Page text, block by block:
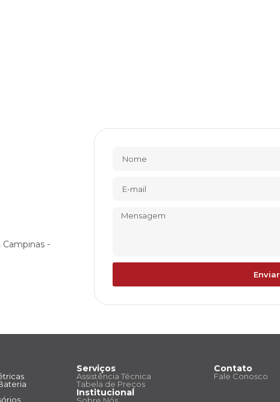
-
Serviços
Assistência Técnica
Tabela de Preços
Institucional
Contato
Fale Conosco